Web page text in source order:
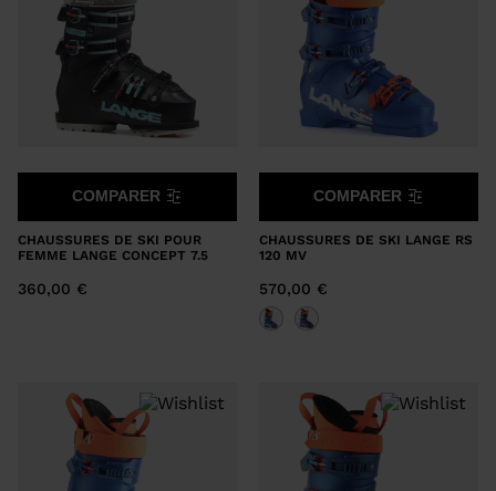
CHAUSSURES DE SKI POUR
FEMME LANGE CONCEPT 7.5
360,00 €
COMPARER
CHAUSSURES DE SKI LANGE RS
120 MV
570,00 €
COMPARER